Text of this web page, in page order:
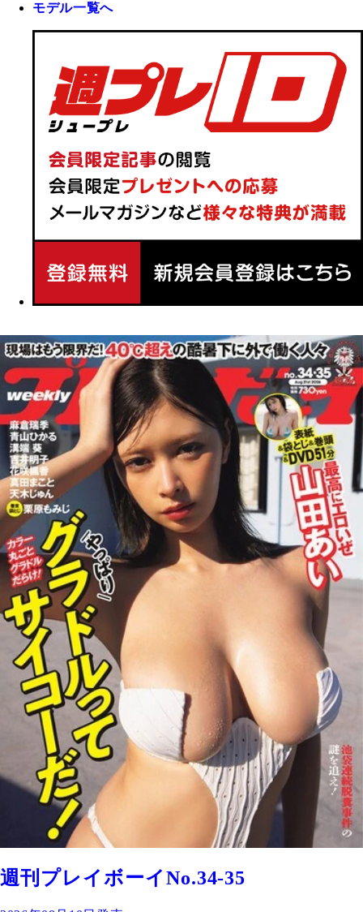
モデル一覧へ
週刊プレイボーイNo.34-35